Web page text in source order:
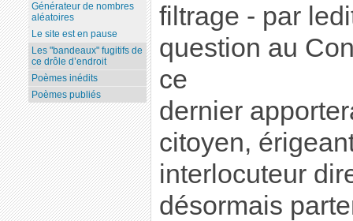
filtrage - par
question au
ce
dernier
citoyen,
interlocuteur
désormais
Générateur de nombres
aléatoires
Le site est en pause
Les "bandeaux" fugitifs de
ce drôle d’endroit
Poèmes inédits
Poèmes publiés